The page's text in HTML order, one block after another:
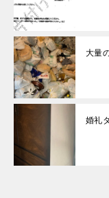
大量
婚礼